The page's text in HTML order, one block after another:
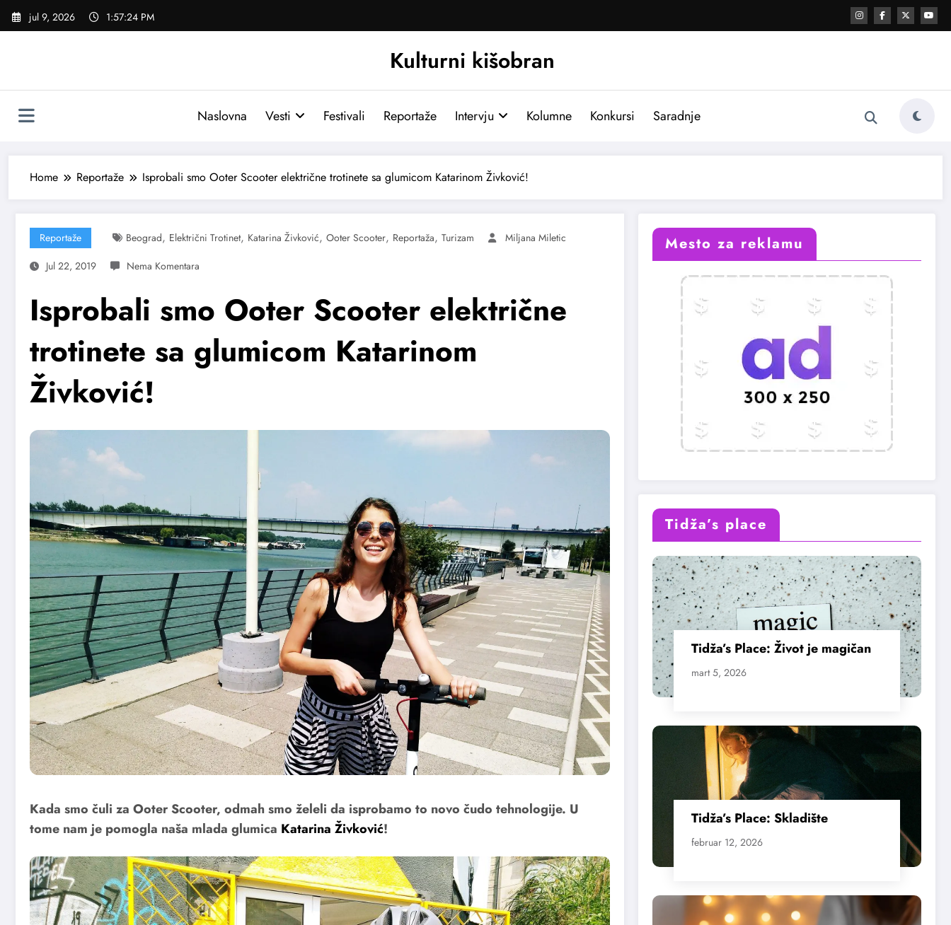
Skoči
jul 9, 2026 1:57:26 PM
Kulturni kišobran
Naslovna Vesti Festivali Reportaže Intervju Kolumne Konkursi Saradnje
Home Reportaže Isprobali smo Ooter Scooter električne trotinete sa glumicom Katarinom Živković!
Reportaže Beograd, Električni Trotinet, Katarina Živković, Ooter Scooter, Reportaža, Turizam
Miljana Miletic
Jul 22, 2019
Isprobali smo Ooter Scooter električne
trotinete sa glumicom Katarinom
Živković!
Kada smo čuli za Ooter Scooter, odmah smo želeli da isprobamo to novo čudo tehnologije. U
tome nam je pomogla naša mlada glumica Katarina Živković!
Mesto za reklamu
Tidža’s place
Tidža’s Place: Život je magičan
mart 5, 2026
Tidža’s Place: Skladište
februar 12, 2026